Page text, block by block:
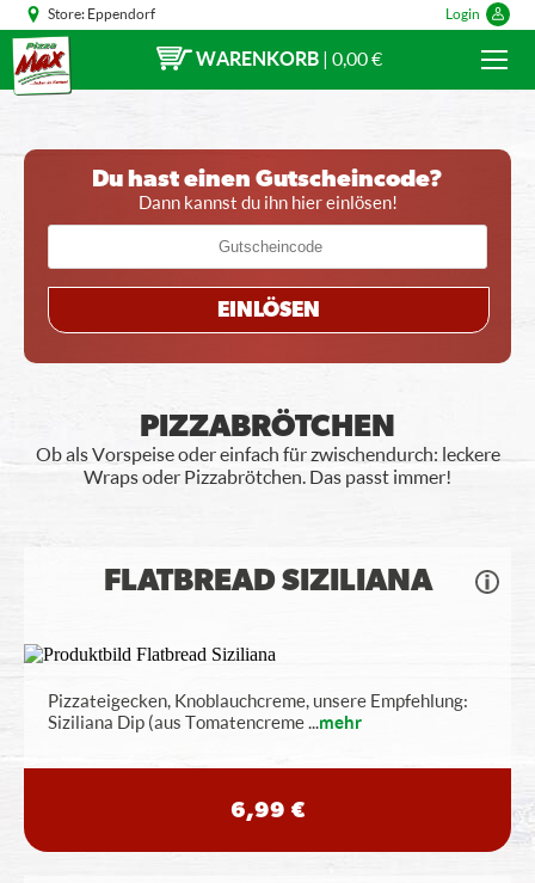
Store: Eppendorf Login
WARENKORB | 0,00 €
Du hast einen Gutscheincode?
Dann kannst du ihn hier einlösen!
EINLÖSEN
PIZZABRÖTCHEN
Ob als Vorspeise oder einfach für zwischendurch: leckere
Wraps oder Pizzabrötchen. Das passt immer!
FLATBREAD SIZILIANA
Pizzateigecken, Knoblauchcreme, unsere Empfehlung:
Siziliana Dip (aus Tomatencreme...mehr
6,99 €